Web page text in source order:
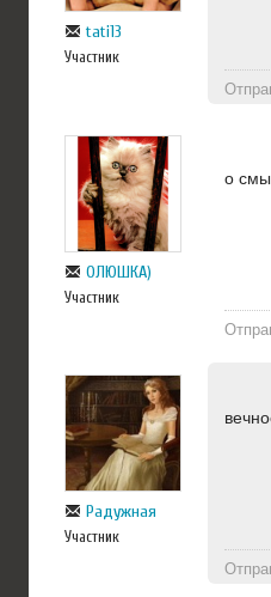
tati13
Участник
ОЛЮШКА)
Участник
о
Радужная
Участник